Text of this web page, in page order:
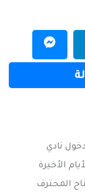
نادي
الأخيرة
المحترف